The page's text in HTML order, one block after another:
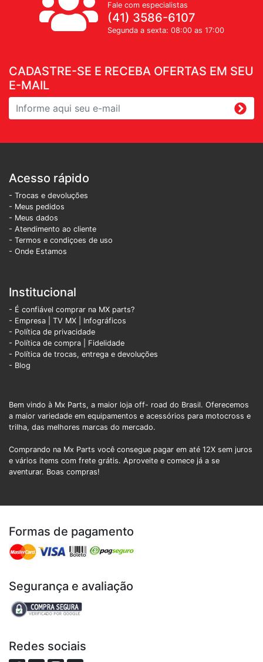
CADASTRE-SE E RECEBA OFERTAS EM SEU
E-MAIL
Fale com especialistas
(41) 3586-6107
Segunda a sexta: 08:00 as 17:00
Acesso rápido
- Trocas e devoluções
- Meus pedidos
- Meus dados
- Atendimento ao cliente
- Termos e condiçoes de uso
- Onde Estamos
Institucional
- É confiável comprar na MX parts?
- Empresa
TV MX
Infográficos
- Política de privacidade
- Política de compra | Fidelidade
- Política de trocas, entrega e devoluções
- Blog
Bem vindo à Mx Parts, a maior loja off- road do Brasil. Oferecemos
a maior variedade em equipamentos e acessórios para motocross e
trilha, das melhores marcas do mercado.
Comprando na Mx Parts você consegue pagar em até 12X sem juros
e vários items com frete grátis. Aproveite e comece já a se
aventurar. Boas compras!
Formas de pagamento
Segurança e avaliação
Redes sociais